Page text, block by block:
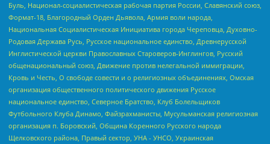
Буль, Национал-социалистическая рабочая партия России, Славянский союз,
Формат-18, Благородный Орден Дьявола, Армия воли народа,
Национальная Социалистическая Инициатива города Череповца, Духовно-
Родовая Держава Русь, Русское национальное единство, Древнерусской
Инглистической церкви Православных Староверов-Инглингов, Русский
общенациональный союз, Движение против нелегальной иммиграции,
Кровь и Честь, О свободе совести и о религиозных объединениях, Омская
организация общественного политического движения Русское
национальное единство, Северное Братство, Клуб Болельщиков
Футбольного Клуба Динамо, Файзрахманисты, Мусульманская религиозная
организация п. Боровский, Община Коренного Русского народа
Щелковского района, Правый сектор, УНА - УНСО, Украинская